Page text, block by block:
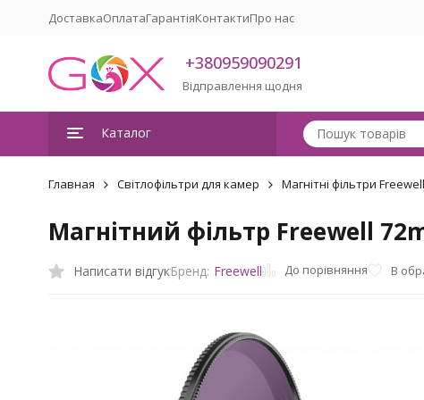
ДоставкаОплатаГарантіяКонтактиПро нас
+380959090291
Відправлення щодня
Каталог
Главная Світлофільтри для камер Магнітні фільтри Freewell
Магнітний фільтр Freewell
Написати відгукБренд: Freewell До порівняння В